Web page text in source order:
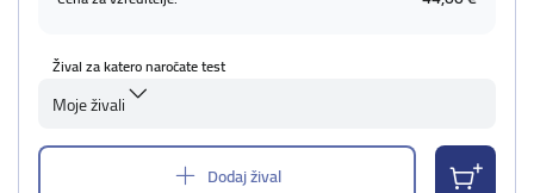
Žival za katero naročate test
Moje živali
Dodaj žival